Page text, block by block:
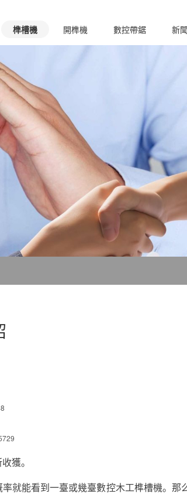
榫槽機 開榫機 數控帶鋸 新
獲。
就能看到一臺或幾臺數控木工榫槽機。那